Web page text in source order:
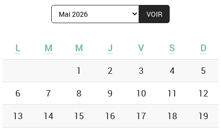
Afficher
le
de
:
L M M J V S
D
1
2 3 4
5
6
7 8 9 10 11
12
13
14 15 16 17 18
19